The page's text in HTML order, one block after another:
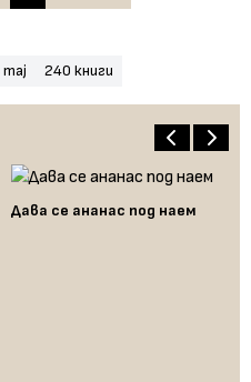
240 книги
Дава се ананас под наем